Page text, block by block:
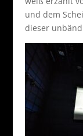
und dem
dieser